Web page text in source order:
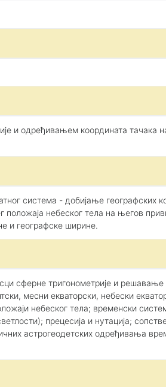
и одређивањем координата
система - добијање
небеског тела на његов
и географске ширине.
сферне тригонометрије и
месни екваторски, небески
небеског тела; временски
прецесија и нутација;
астрогеодетских одређивања